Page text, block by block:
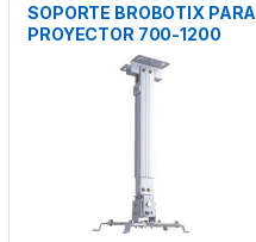
SOPORTE BROBOTIX PARA
PROYECTOR 700-1200